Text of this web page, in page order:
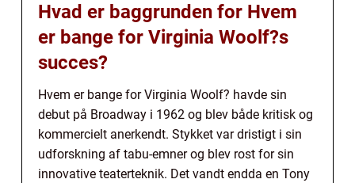
Hvad er baggrunden for Hvem
er bange for Virginia Woolf?s
succes?
Hvem er bange for Virginia Woolf? havde sin
debut på Broadway i 1962 og blev både kritisk og
kommercielt anerkendt. Stykket var dristigt i sin
udforskning af tabu-emner og blev rost for sin
innovative teaterteknik. Det vandt endda en Tony